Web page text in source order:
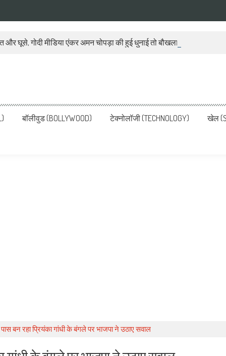
और घूसे, गोदी मीडिया एंकर अमन चोपड़ा की हुई धुनाई तो बौखला गया बीजेपी
Latest News in Hindi, Breaking
live, पढ़ें देश और दुनिया की ताजा ख़बरें
बॉलीवुड (BOLLYWOOD) टेक्नोलॉजी (TECHNOLOGY) खेल
बन रहा प्रियंका गांधी के बंगले पर भाजपा ने उठाए सवाल